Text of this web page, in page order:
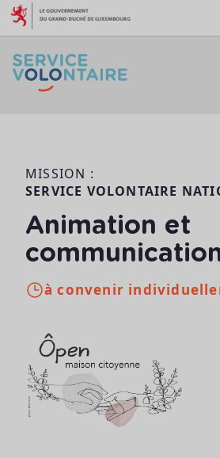
Aller au contenu
MISSION :
SERVICE VOLONTAIRE
Animation et
à convenir